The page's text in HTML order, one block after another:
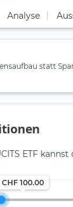
Analyse
statt
ETF
CHF 100.00